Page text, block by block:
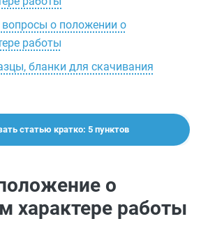
о положении о
работы
бланки для скачивания
статью кратко: 5 пунктов
о
характере работы